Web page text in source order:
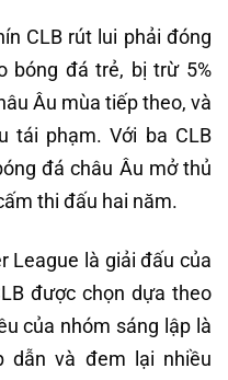
CLB rút lui phải đóng
bóng đá trẻ, bị trừ 5%
Âu mùa tiếp theo, và
tái phạm. Với ba CLB
đá châu Âu mở thủ
thi đấu hai năm.
League là giải đấu của
được chọn dựa theo
của nhóm sáng lập là
dẫn và đem lại nhiều